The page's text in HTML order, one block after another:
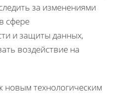
за изменениями
сфере
и защиты данных,
воздействие на
новым технологическим